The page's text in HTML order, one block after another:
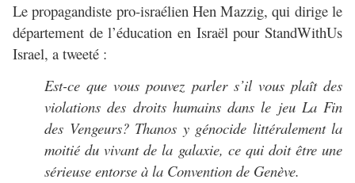
Le propagandiste pro-israélien Hen Mazzig, qui dirige le
département de l’éducation en Israël pour StandWithUs
Israel, a tweeté :
Est-ce que vous pouvez parler s’il vous plaît des
violations des droits humains dans le jeu La Fin
des Vengeurs? Thanos y génocide littéralement la
moitié du vivant de la galaxie, ce qui doit être une
sérieuse entorse à la Convention de Genève.